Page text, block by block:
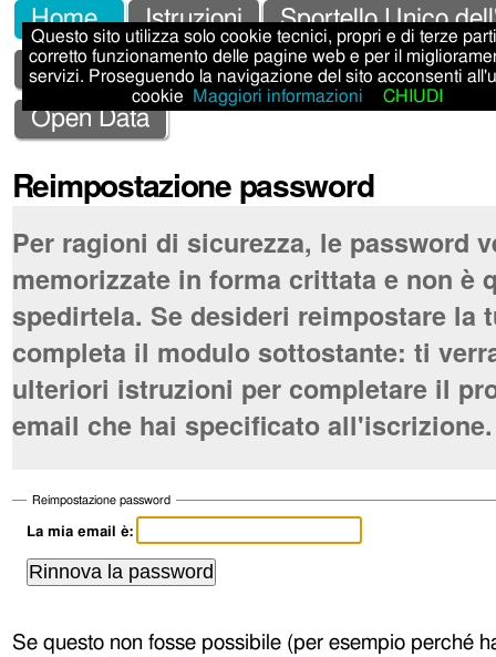
Salta
ai
contenuti.
alla
navigazione
Strumenti
personali
Sezioni
Home Istruzioni
Sportello Unico
Sportello Unico Attività Produttive - SUAP
Open Data
Reimpostazione password
Per ragioni di sicurezza, le password
memorizzate in forma crittata e non è
spedirtela. Se desideri reimpostare la
completa il modulo sottostante: ti
ulteriori istruzioni per completare il
email che hai specificato all'iscrizione.
Reimpostazione password
La mia email è:
Se questo non fosse possibile (per esempio perché
Questo sito utilizza solo cookie tecnici, propri e di terze
corretto funzionamento delle pagine web e per il
servizi. Proseguendo la navigazione del sito acconsenti
cookie
Maggiori informazioni CHIUDI